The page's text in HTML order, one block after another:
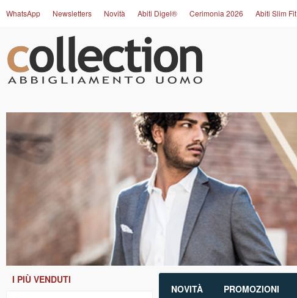
WhatsApp Newsletters Novità Abiti Digel® Cerimonia 2026 Abiti Slim Fit
NOVITÀ PROMOZIONI
I PIÙ VENDUTI